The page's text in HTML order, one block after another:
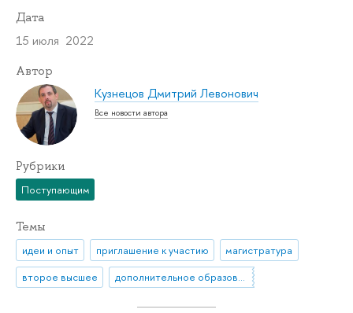
Дата
15 июля 2022
Автор
Кузнецов Дмитрий Левонович
Все новости автора
Рубрики
Поступающим
Темы
идеи и опыт приглашение к участию
магистратура
второе высшее
дополнительное образование